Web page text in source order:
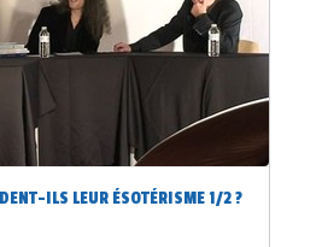
ILS LEUR ÉSOTÉRISME 1/2 ?